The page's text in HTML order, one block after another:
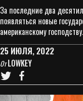
За последние два
появляться новые
американскому господству.
25 ИЮЛЯ, 2022
ОтLOWKEY